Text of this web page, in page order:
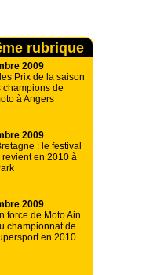
rubrique
2009
Prix de la saison
champions de
à Angers
2009
: le festival
revient en 2010 à
2009
force de Moto Ain
championnat de
en 2010.